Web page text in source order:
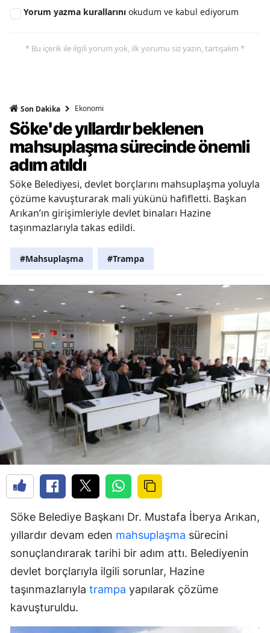
Yorum yazma kurallarını okudum ve kabul ediyorum
* Bu içerik ile ilgili yorum yok, ilk yorumu siz yazın, tartışalım *
Son Dakika Ekonomi
Söke'de yıllardır beklenen
mahsuplaşma sürecinde önemli
adım atıldı
Söke Belediyesi, devlet borçlarını mahsuplaşma yoluyla
çözüme kavuşturarak mali yükünü hafifletti. Başkan
Arıkan’ın girişimleriyle devlet binaları Hazine
taşınmazlarıyla takas edildi.
#Mahsuplaşma #Trampa
Söke Belediye Başkanı Dr. Mustafa İberya Arıkan,
yıllardır devam eden mahsuplaşma sürecini
sonuçlandırarak tarihi bir adım attı. Belediyenin
devlet borçlarıyla ilgili sorunlar, Hazine
taşınmazlarıyla trampa yapılarak çözüme
kavuşturuldu.